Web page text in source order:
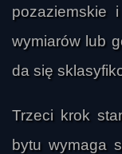
pozaziemskie
wymiarów lub
da się
Trzeci krok
bytu wymaga